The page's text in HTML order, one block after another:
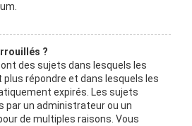
?
des sujets dans lesquels les
répondre et dans lesquels les
expirés. Les sujets
par un administrateur ou un
de multiples raisons. Vous